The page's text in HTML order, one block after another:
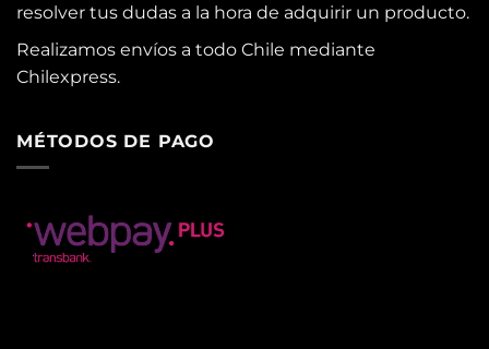
resolver tus dudas a la hora de adquirir un producto.
Realizamos envíos a todo Chile mediante
Chilexpress.
MÉTODOS DE PAGO